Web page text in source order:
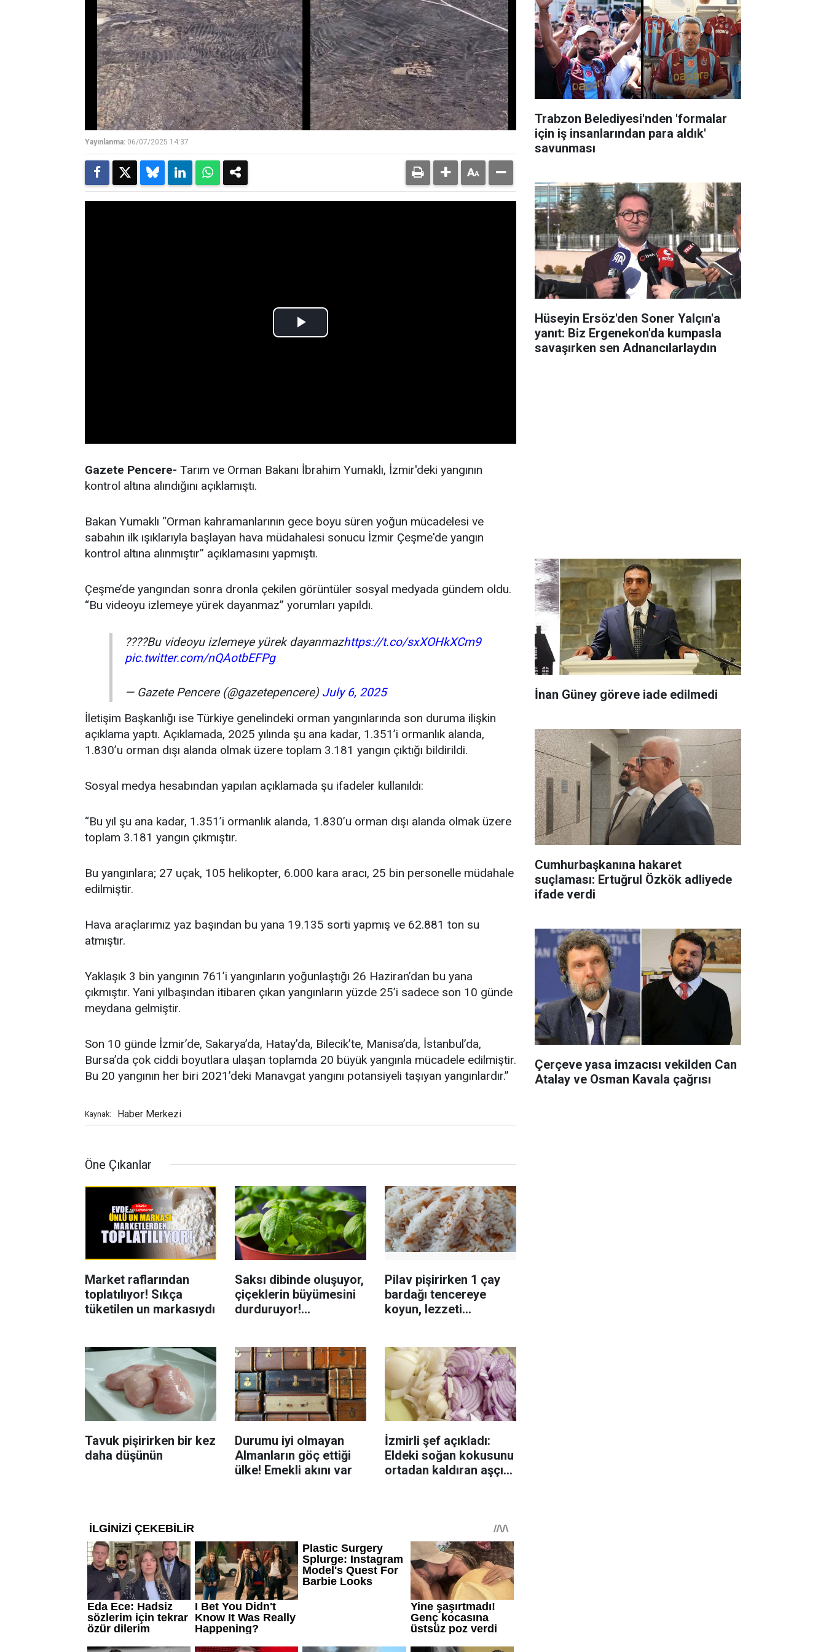
Yayınlanma: 06/07/2025 14:37
Gazete Pencere- Tarım ve Orman Bakanı İbrahim Yumaklı, İzmir'deki yangının
kontrol altına alındığını açıklamıştı.
Bakan Yumaklı “Orman kahramanlarının gece boyu süren yoğun mücadelesi ve
sabahın ilk ışıklarıyla başlayan hava müdahalesi sonucu İzmir Çeşme'de yangın
kontrol altına alınmıştır” açıklamasını yapmıştı.
Çeşme’de yangından sonra dronla çekilen görüntüler sosyal medyada gündem oldu.
“Bu videoyu izlemeye yürek dayanmaz” yorumları yapıldı.
????Bu videoyu izlemeye yürek dayanmazhttps://t.co/sxXOHkXCm9
pic.twitter.com/nQAotbEFPg
— Gazete Pencere (@gazetepencere) July 6, 2025
İletişim Başkanlığı ise Türkiye genelindeki orman yangınlarında son duruma ilişkin
açıklama yaptı. Açıklamada, 2025 yılında şu ana kadar, 1.351’i ormanlık alanda,
1.830’u orman dışı alanda olmak üzere toplam 3.181 yangın çıktığı bildirildi.
Sosyal medya hesabından yapılan açıklamada şu ifadeler kullanıldı:
“Bu yıl şu ana kadar, 1.351’i ormanlık alanda, 1.830’u orman dışı alanda olmak üzere
toplam 3.181 yangın çıkmıştır.
Bu yangınlara; 27 uçak, 105 helikopter, 6.000 kara aracı, 25 bin personelle müdahale
edilmiştir.
Hava araçlarımız yaz başından bu yana 19.135 sorti yapmış ve 62.881 ton su
atmıştır.
Yaklaşık 3 bin yangının 761’i yangınların yoğunlaştığı 26 Haziran’dan bu yana
çıkmıştır. Yani yılbaşından itibaren çıkan yangınların yüzde 25’i sadece son 10 günde
meydana gelmiştir.
Son 10 günde İzmir’de, Sakarya’da, Hatay’da, Bilecik’te, Manisa’da, İstanbul’da,
Bursa’da çok ciddi boyutlara ulaşan toplamda 20 büyük yangınla mücadele edilmiştir.
Bu 20 yangının her biri 2021’deki Manavgat yangını potansiyeli taşıyan yangınlardır.”
Kaynak: Haber Merkezi
Öne Çıkanlar
Market raflarından
toplatılıyor! Sıkça
tüketilen un markasıydı
Saksı dibinde oluşuyor,
çiçeklerin büyümesini
durduruyor!
Pilav pişirirken 1 çay
bardağı tencereye
koyun, lezzeti
Tavuk pişirirken bir kez
daha düşünün
Durumu iyi olmayan
Almanların göç ettiği
ülke! Emekli akını var
İzmirli şef açıkladı:
Eldeki soğan kokusunu
ortadan kaldıran aşçı
Trabzon Belediyesi'nden 'formalar
için iş insanlarından para aldık'
savunması
Hüseyin Ersöz'den Soner Yalçın'a
yanıt: Biz Ergenekon'da kumpasla
savaşırken sen Adnancılarlaydın
İnan Güney göreve iade edilmedi
Cumhurbaşkanına hakaret
suçlaması: Ertuğrul Özkök adliyede
ifade verdi
Çerçeve yasa imzacısı vekilden Can
Atalay ve Osman Kavala çağrısı